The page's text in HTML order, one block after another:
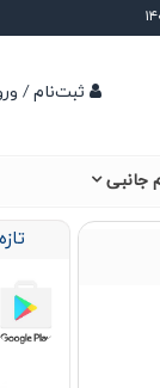
ثبت‌نام /
جانبی